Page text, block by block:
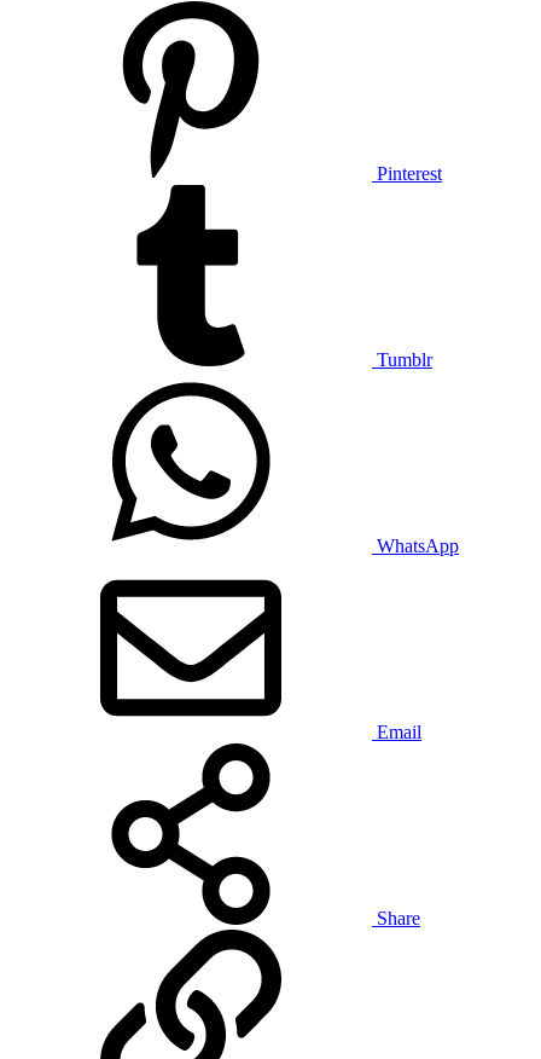
Pinterest
Tumblr
WhatsApp
Email
Share